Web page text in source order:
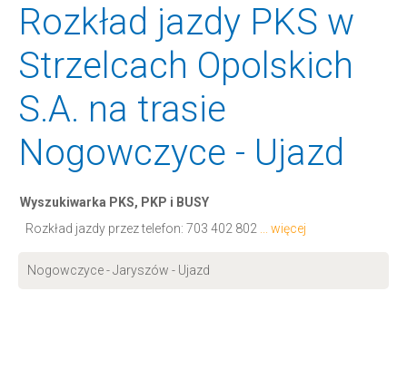
Rozkład jazdy PKS w
Strzelcach Opolskich
S.A. na trasie
Nogowczyce - Ujazd
Wyszukiwarka PKS, PKP i BUSY
Rozkład jazdy przez telefon: 703 402 802 ... więcej
Nogowczyce - Jaryszów - Ujazd